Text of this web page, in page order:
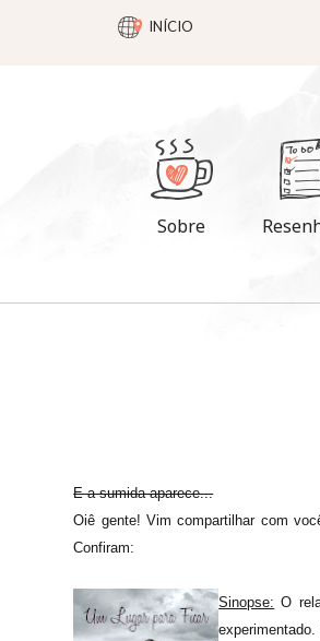
INÍCIO
Sobre
E a sumida aparece...
Oiê gente! Vim compartilhar com
Confiram:
Sinopse: O